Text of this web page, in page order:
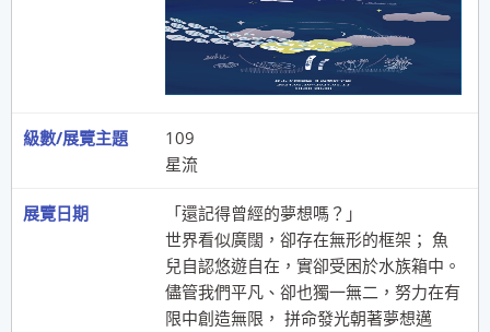
109
星流
「還記得曾經的夢想嗎？」
世界看似廣闊，卻存在無形的框架； 魚
兒自認悠遊自在，實卻受困於水族箱中。
儘管我們平凡、卻也獨一無二，努力在有
限中創造無限， 拼命發光朝著夢想邁